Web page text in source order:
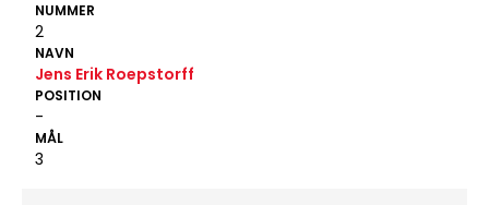
NUMMER
2
NAVN
Jens Erik Roepstorff
POSITION
-
MÅL
3